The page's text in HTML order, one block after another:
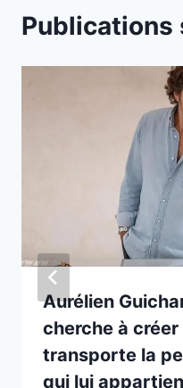
Publications
Aurélien
cherche à
transporte la
qui lui